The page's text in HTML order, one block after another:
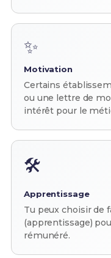
✨
Motivation
Certains
ou une lettre de
intérêt pour le
🛠️
Apprentissage
Tu peux choisir de
(apprentissage)
rémunéré.